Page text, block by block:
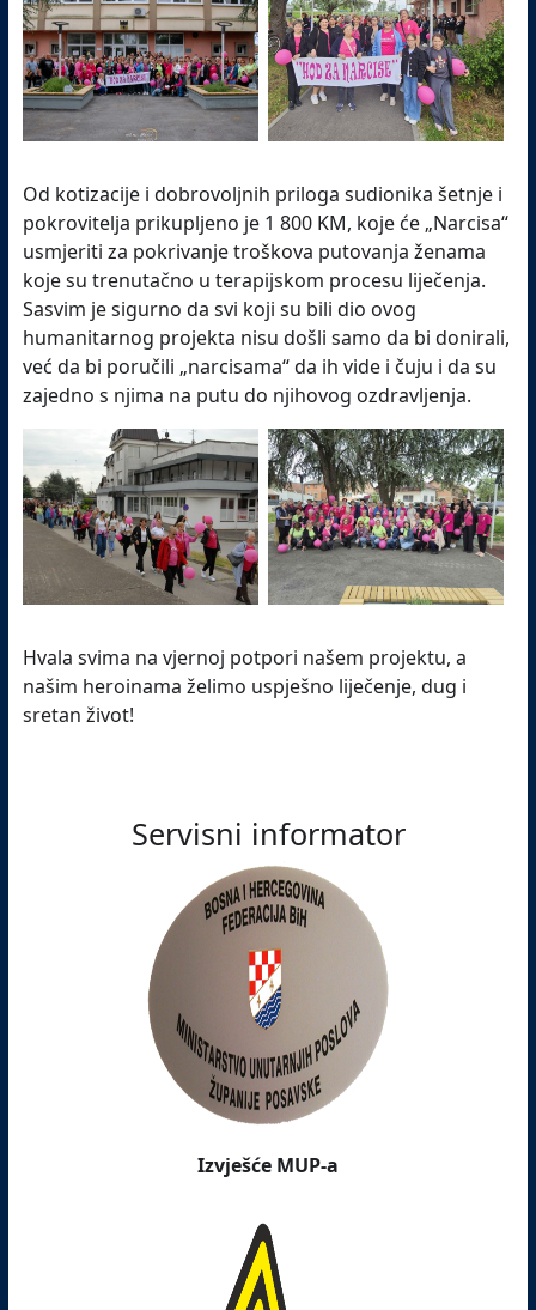
Od kotizacije i dobrovoljnih priloga sudionika šetnje i
pokrovitelja prikupljeno je 1 800 KM, koje će „Narcisa“
usmjeriti za pokrivanje troškova putovanja ženama
koje su trenutačno u terapijskom procesu liječenja.
Sasvim je sigurno da svi koji su bili dio ovog
humanitarnog projekta nisu došli samo da bi donirali,
već da bi poručili „narcisama“ da ih vide i čuju i da su
zajedno s njima na putu do njihovog ozdravljenja.
Hvala svima na vjernoj potpori našem projektu, a
našim heroinama želimo uspješno liječenje, dug i
sretan život!
Servisni informator
Izvješće MUP-a